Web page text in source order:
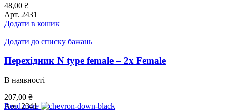
48,00 ₴
Арт. 2431
Додати в кошик
Додати до списку бажань
Перехідник N type female – 2x Female
В наявності
207,00 ₴
Арт.2341
Read more